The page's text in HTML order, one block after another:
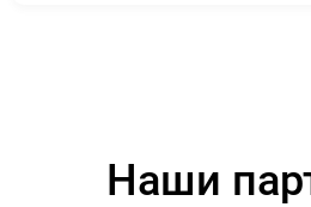
Наши